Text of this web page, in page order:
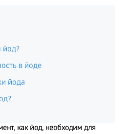
йод?
в йоде
йода
как йод, необходим для